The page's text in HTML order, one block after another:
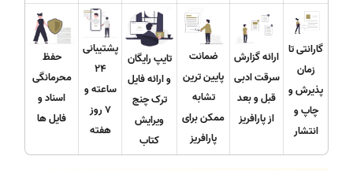
گارانتی تا
زمان
پذیرش و
چاپ و
انتشار
ارائه گزارش
سرقت ادبی
قبل و بعد
از پارافریز
ضمانت
پایین ترین
تشابه
ممکن برای
پارافریز
تایپ رایگان
و ارائه فایل
ترک چنج
ویرایش
کتاب
پشتیبانی
24
ساعته و
7 روز
هفته
حفظ
محرمانگی
اسناد و
فایل ها